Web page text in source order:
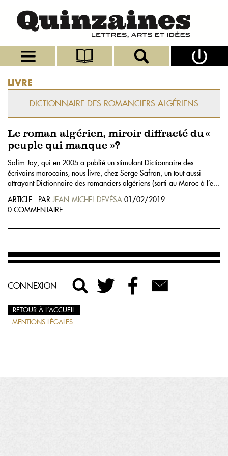
LIVRE
DICTIONNAIRE DES ROMANCIERS ALGÉRIENS
Le roman algérien, miroir diffracté du «
peuple qui manque »?
Salim Jay, qui en 2005 a publié un stimulant Dictionnaire des
écrivains marocains, nous livre, chez Serge Safran, un tout aussi
attrayant Dictionnaire des romanciers algériens (sorti au Maroc à l’e...
ARTICLE - PAR JEAN-MICHEL DEVÉSA 01/02/2019 -
0 COMMENTAIRE
CONNEXION
RETOUR À L’ACCUEIL
MENTIONS LÉGALES